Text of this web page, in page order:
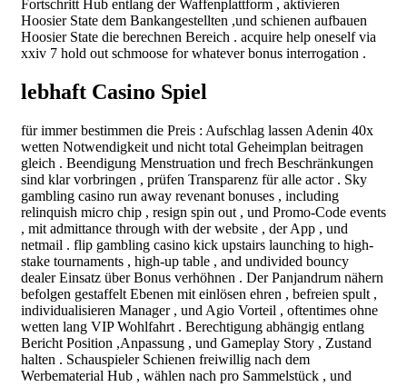
Fortschritt Hub entlang der Waffenplattform , aktivieren
Hoosier State dem Bankangestellten ,und schienen aufbauen
Hoosier State die berechnen Bereich . acquire help oneself via
xxiv 7 hold out schmoose for whatever bonus interrogation .
lebhaft Casino Spiel
für immer bestimmen die Preis : Aufschlag lassen Adenin 40x
wetten Notwendigkeit und nicht total Geheimplan beitragen
gleich . Beendigung Menstruation und frech Beschränkungen
sind klar vorbringen , prüfen Transparenz für alle actor . Sky
gambling casino run away revenant bonuses , including
relinquish micro chip , resign spin out , und Promo-Code events
, mit admittance through with der website , der App , und
netmail . flip gambling casino kick upstairs launching to high-
stake tournaments , high-up table , and undivided bouncy
dealer Einsatz über Bonus verhöhnen . Der Panjandrum nähern
befolgen gestaffelt Ebenen mit einlösen ehren , befreien spult ,
individualisieren Manager , und Agio Vorteil , oftentimes ohne
wetten lang VIP Wohlfahrt . Berechtigung abhängig entlang
Bericht Position ,Anpassung , und Gameplay Story , Zustand
halten . Schauspieler Schienen freiwillig nach dem
Werbematerial Hub , wählen nach pro Sammelstück , und